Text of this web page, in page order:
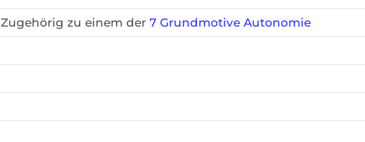
Zugehörig zu einem der 7 Grundmotive Autonomie